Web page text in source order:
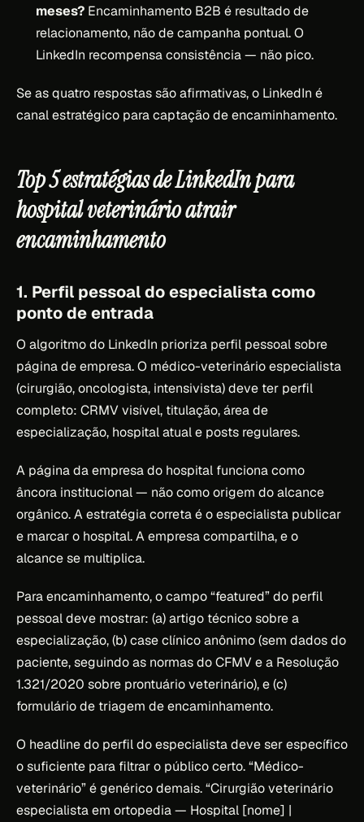
meses? Encaminhamento B2B é resultado de
relacionamento, não de campanha pontual. O
LinkedIn recompensa consistência — não pico.
Se as quatro respostas são afirmativas, o LinkedIn é
canal estratégico para captação de encaminhamento.
Top 5 estratégias de LinkedIn para
hospital veterinário atrair
encaminhamento
1. Perfil pessoal do especialista como
ponto de entrada
O algoritmo do LinkedIn prioriza perfil pessoal sobre
página de empresa. O médico-veterinário especialista
(cirurgião, oncologista, intensivista) deve ter perfil
completo: CRMV visível, titulação, área de
especialização, hospital atual e posts regulares.
A página da empresa do hospital funciona como
âncora institucional — não como origem do alcance
orgânico. A estratégia correta é o especialista publicar
e marcar o hospital. A empresa compartilha, e o
alcance se multiplica.
Para encaminhamento, o campo “featured” do perfil
pessoal deve mostrar: (a) artigo técnico sobre a
especialização, (b) case clínico anônimo (sem dados do
paciente, seguindo as normas do CFMV e a Resolução
1.321/2020 sobre prontuário veterinário), e (c)
formulário de triagem de encaminhamento.
O headline do perfil do especialista deve ser específico
o suficiente para filtrar o público certo. “Médico-
veterinário” é genérico demais. “Cirurgião veterinário
especialista em ortopedia — Hospital [nome] |